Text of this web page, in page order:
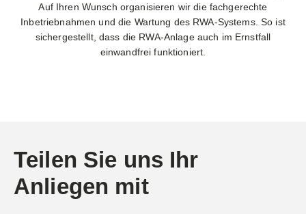
Auf Ihren Wunsch organisieren wir die fachgerechte
Inbetriebnahmen und die Wartung des RWA-Systems. So ist
sichergestellt, dass die RWA-Anlage auch im Ernstfall
einwandfrei funktioniert.
Teilen Sie uns Ihr
Anliegen mit